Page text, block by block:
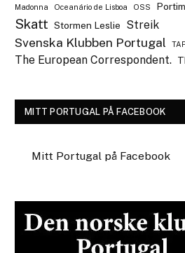
Madonna
Oceanário de Lisboa OSS
Skatt Stormen Leslie Streik
Svenska Klubben Portugal
The European Correspondent.
MITT PORTUGAL PÅ FACEBOOK
Mitt Portugal på Facebook